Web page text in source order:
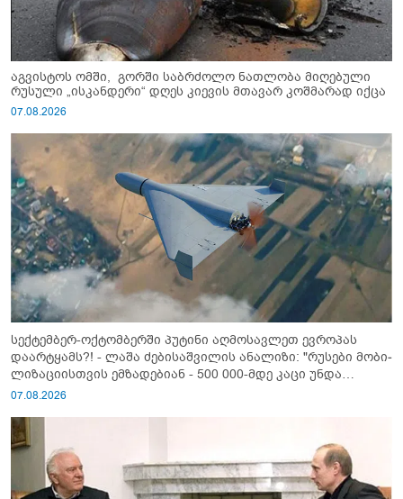
აგვისტოს ომში, გორში საბრძოლო ნათლობა მიღებული
რუსული „ისკანდერი“ დღეს კიევის მთავარ კოშმარად იქცა
07.08.2026
სექტემბერ-ოქტომბერში პუტინი აღმოსავლეთ ევროპას
დაარტყამს?! - ლაშა ძებისაშვილის ანალიზი: "რუსები მობი­
ლიზაციისთვის ემზადებიან - 500 000-მდე კაცი უნდა
გაიწვიონ ომში"
07.08.2026